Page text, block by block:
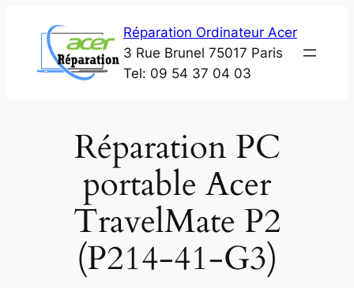
contenu
Réparation Ordinateur Acer
3 Rue Brunel 75017 Paris
Tel: 09 54 37 04 03
Réparation PC
portable Acer
TravelMate P2
(P214-41-G3)